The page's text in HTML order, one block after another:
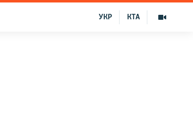
КТА
УКР